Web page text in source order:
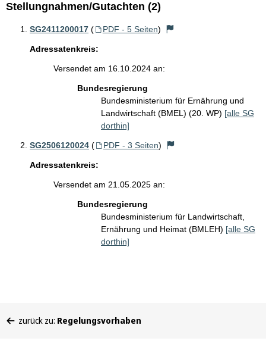
Stellungnahmen/Gutachten (2)
SG2411200017 ( PDF - 5 Seiten)
Adressatenkreis:
Versendet am 16.10.2024 an:
Bundesregierung
Bundesministerium für Ernährung und
Landwirtschaft (BMEL) (20. WP) [alle SG
dorthin]
SG2506120024 ( PDF - 3 Seiten)
Adressatenkreis:
Versendet am 21.05.2025 an:
Bundesregierung
Bundesministerium für Landwirtschaft,
Ernährung und Heimat (BMLEH) [alle SG
dorthin]
befinden
zurück zu: Regelungsvorhaben